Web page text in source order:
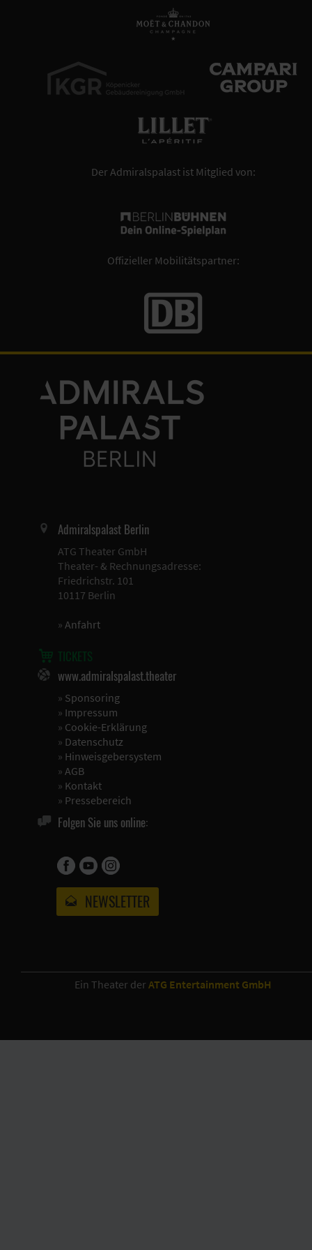
Der Admiralspalast ist Mitglied von:
Offizieller Mobilitätspartner:
Admiralspalast Berlin
ATG Theater GmbH
Theater- & Rechnungsadresse:
Friedrichstr. 101
10117 Berlin
» Anfahrt
TICKETS
www.admiralspalast.theater
» Sponsoring
» Impressum
» Cookie-Erklärung
» Datenschutz
» Hinweisgebersystem
» AGB
» Kontakt
» Pressebereich
Folgen Sie uns online:
NEWSLETTER
Ein Theater der ATG Entertainment GmbH